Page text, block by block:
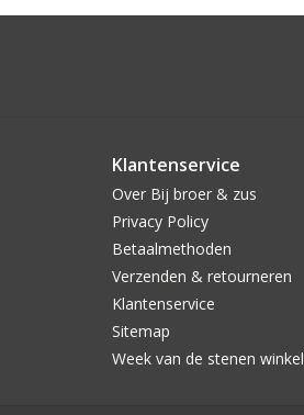
Klantenservice
Over Bij broer & zus
Privacy Policy
Betaalmethoden
Verzenden & retourneren
Klantenservice
Sitemap
Week van de stenen winkel